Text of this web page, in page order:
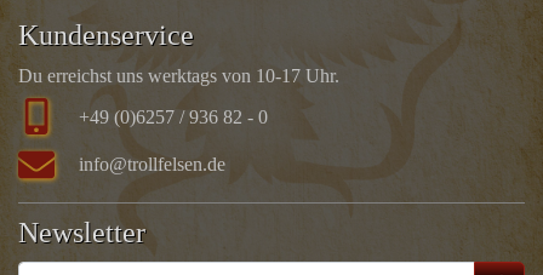
Kundenservice
Du erreichst uns werktags von 10-17 Uhr.
+49 (0)6257 / 936 82 - 0
info@trollfelsen.de
Newsletter